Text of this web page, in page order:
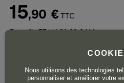
15,90 € TTC
Bouteille 75 cl| 21,20 € / Litre
Nous utilisons des technologies
personnaliser et améliorer votre